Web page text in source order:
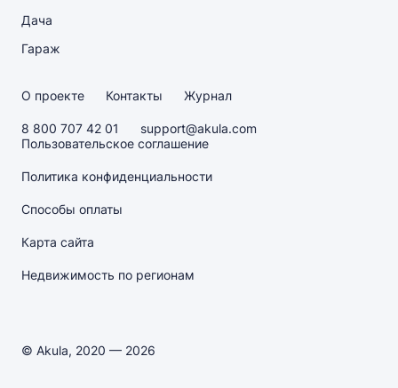
Дача
Гараж
О проекте Контакты Журнал
8 800 707 42 01
support@akula.com
Пользовательское соглашение
Политика конфиденциальности
Способы оплаты
Карта сайта
Недвижимость по регионам
© Akula, 2020 — 2026